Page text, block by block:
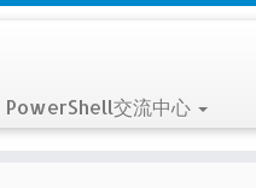
PowerShell交流中心